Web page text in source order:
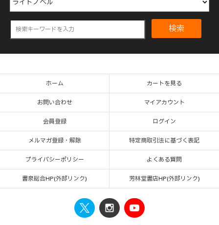
検索
ホーム カートを見る
お問い合わせ マイアカウント
会員登録 ログイン
メルマガ登録・解除 特定商取引法に基づく表記
プライバシーポリシー よくある質問
書泉総合HP(外部リンク) 芳林堂書店HP(外部リンク)